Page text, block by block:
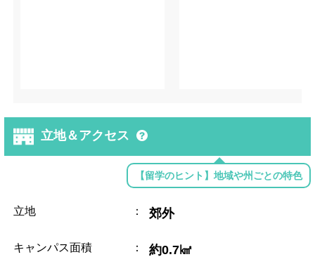
立地＆アクセス
【留学のヒント】地域や州ごとの特色
立地 ： 郊外
キャンパス面積 ： 約0.7㎢